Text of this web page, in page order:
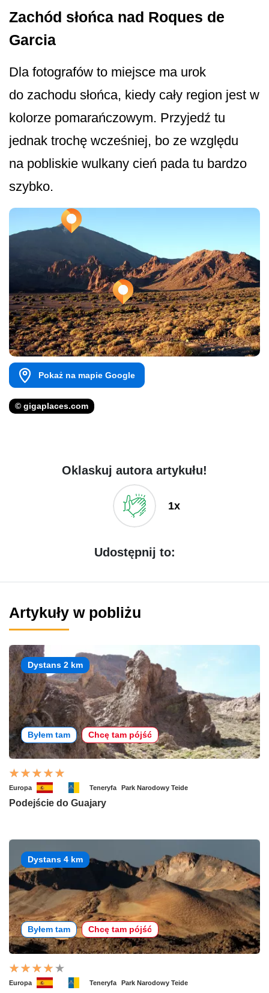
Zachód słońca nad Roques de
Garcia
Dla fotografów to miejsce ma urok
do zachodu słońca, kiedy cały region jest w
kolorze pomarańczowym. Przyjedź tu
jednak trochę wcześniej, bo ze względu
na pobliskie wulkany cień pada tu bardzo
szybko.
Pokaż na mapie Google
© gigaplaces.com
Oklaskuj autora artykułu!
1x
Udostępnij to:
Artykuły w pobliżu
Dystans 2 km
Byłem tam Chcę tam pójść
Europa Teneryfa Park Narodowy Teide
Podejście do Guajary
Dystans 4 km
Byłem tam Chcę tam pójść
Europa Teneryfa Park Narodowy Teide